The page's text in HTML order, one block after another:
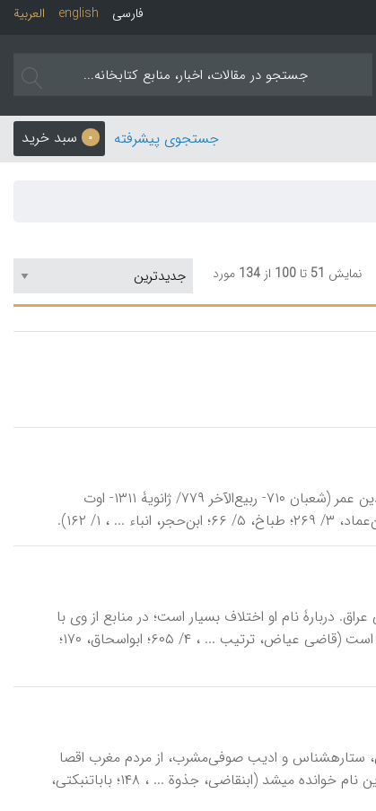
العربیة english فارسی
0 سبد خرید جستجوی پیشرفته
نمایش 51 تا 100 از 134 مورد
اِبْنِ‌حَبیب (جایگزین مدخل ارجاعی دبا)، بدرالدین ابوطاهر (و ابومحمد) حسن بن زین‌الدین عمر (شعبان ۷۱۰- ربیع‌الآخر ۷۷۹/ ژانویۀ ۱۳۱۱- اوت
بن حسین بن حسن بصری (د ۳۷۸ ق/ ۹۸۸ م)، فقیه مالکی عراق. دربارۀ نام او اختلاف بسیار است؛ در منابع از وی با
نامهای گوناگونی چون عبدالله، عبدالرحمان، محمد و حتێ ابوحسین بن حسن یاد شده است (قاضی عیاض، ترتیب ... ، ۴/ ۶۰۵؛ ابواسحاق، ۱۷۰؛
اِبْنِ‌بَنّا، ابوالعباس احمد بن محمد بن عثمان اَزدی مراکشی (د ۷۲۱ ق/ ۱۳۲۱ م)، ریاضی‎دان، ستاره‎شناس و ادیب صوفی‌مشرب، از مردم مغرب اقصا
که در علوم دینی، تفسیر، ادب عرب و پزشکی نیز دست داشت. او به‌سبب شغل پدر بدین نام خوانده می‎شد (ابن‎قاضی، جذوة ... ، ۱۴۸؛ بابا‎تنبکتی،